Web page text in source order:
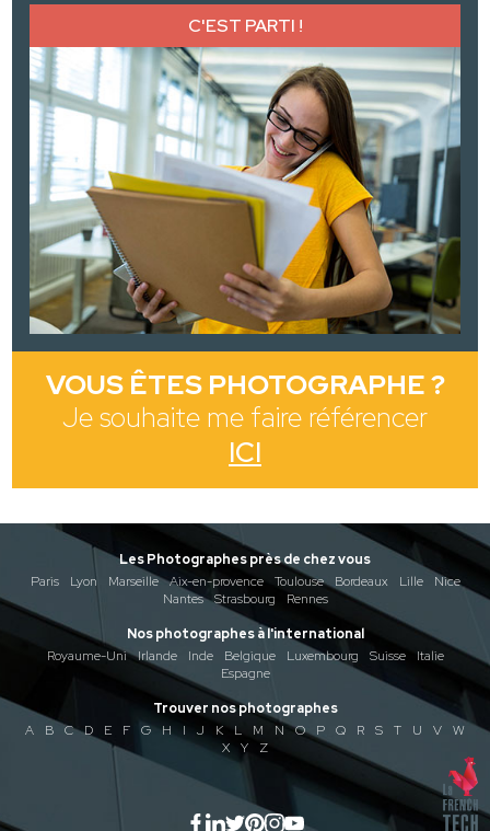
C'EST PARTI !
VOUS ÊTES PHOTOGRAPHE ?
Je souhaite me faire référencer
ICI
Les Photographes près de chez vous
Paris
Lyon Marseille Aix-en-provence Toulouse Bordeaux Lille
Nice
Nantes
Strasbourg
Rennes
Nos photographes à l'international
Royaume-Uni
Irlande Inde Belgique Luxembourg Suisse
Italie
Espagne
Trouver nos photographes
A
B C D E F G H I J K L M N O P Q R S T U V
W
X
Y Z